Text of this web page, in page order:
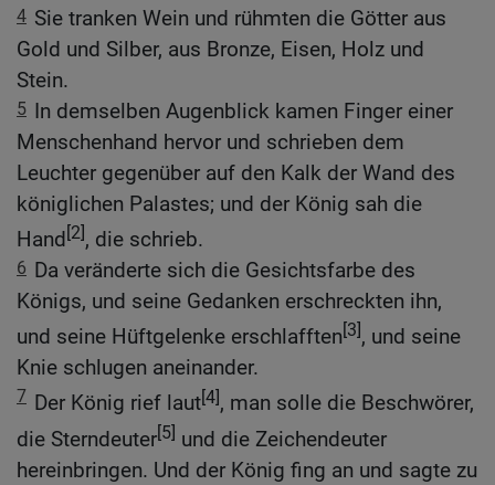
4 Sie tranken Wein und rühmten die Götter aus
Gold und Silber, aus Bronze, Eisen, Holz und
Stein.
5 In demselben Augenblick kamen Finger einer
Menschenhand hervor und schrieben dem
Leuchter gegenüber auf den Kalk der Wand des
königlichen Palastes; und der König sah die
Hand[2], die schrieb.
6 Da veränderte sich die Gesichtsfarbe des
Königs, und seine Gedanken erschreckten ihn,
und seine Hüftgelenke erschlafften[3], und seine
Knie schlugen aneinander.
7 Der König rief laut[4], man solle die Beschwörer,
die Sterndeuter[5] und die Zeichendeuter
hereinbringen. Und der König fing an und sagte zu